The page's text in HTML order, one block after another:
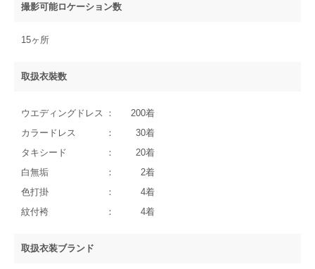
撮影可能ロケーション数
15ヶ所
取扱衣裝数
ウエディングドレス
200着
カラードレス
30着
タキシード
20着
白無垢
2着
色打掛
4着
紋付袴
4着
取扱衣装ブランド